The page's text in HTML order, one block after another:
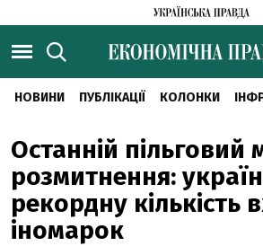
НОВИНИ ПУБЛІКАЦІЇ КОЛОНКИ
Останній пільговий
розмитнення:
рекордну кількість
іномарок